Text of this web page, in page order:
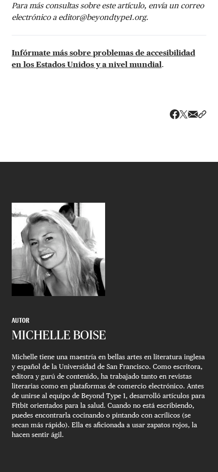
Para más consultas sobre este artículo, envía un correo
electrónico a editor@beyondtype1.org.
Infórmate más sobre problemas de accesibilidad
en los Estados Unidos y a nivel mundial.
AUTOR
MICHELLE BOISE
Michelle tiene una maestría en bellas artes en literatura inglesa
y español de la Universidad de San Francisco. Como escritora,
editora y gurú de contenido, ha trabajado tanto en revistas
literarias como en plataformas de comercio electrónico. Antes
de unirse al equipo de Beyond Type 1, desarrolló artículos para
Fitbit orientados para la salud. Cuando no está escribiendo,
puedes encontrarla cocinando o pintando con acrílicos (se
secan más rápido). Ella es aficionada a usar zapatos rojos, la
hacen sentir ágil.